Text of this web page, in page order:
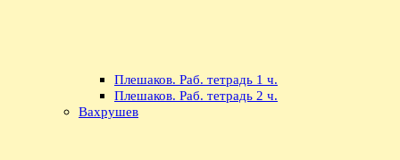
Плешаков. Раб. тетрадь 1 ч.
Плешаков. Раб. тетрадь 2 ч.
Вахрушев